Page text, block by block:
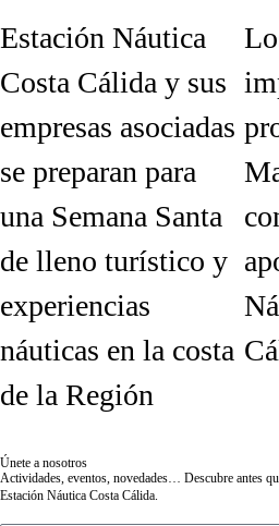
Estación Náutica
Costa Cálida y sus
empresas asociadas
se preparan para
una Semana Santa
de lleno turístico y
experiencias
náuticas en la costa
de la Región
Únete a nosotros
Actividades, eventos, novedades… Descubre antes
Estación Náutica Costa Cálida.